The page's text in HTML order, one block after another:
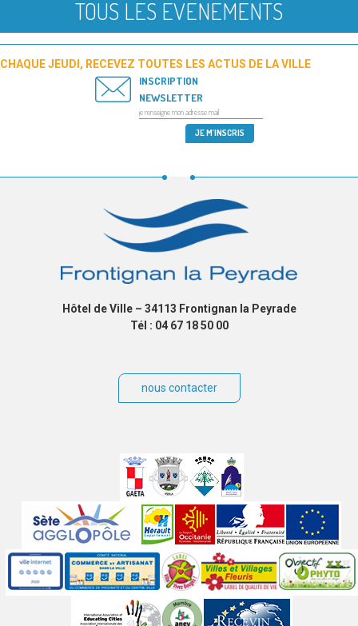
TOUS LES ÉVÉNEMENTS
CHAQUE JEUDI, RECEVEZ TOUTES LES ACTUS DE LA VILLE
INSCRIPTION
NEWSLETTER
Hôtel de Ville – 34113 Frontignan la Peyrade
Tél : 04 67 18 50 00
nous contacter
partenaires
Labels